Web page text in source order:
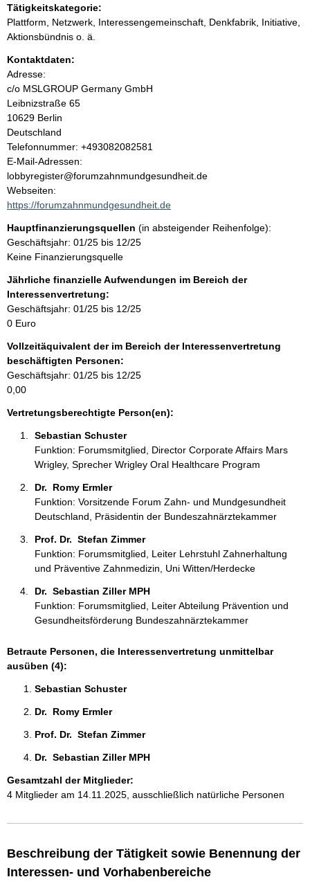
n
h
a
l
t
Tätigkeitskategorie:
Plattform, Netzwerk, Interessengemeinschaft, Denkfabrik, Initiative,
Aktionsbündnis o. ä.
Kontaktdaten:
Adresse:
c/o MSLGROUP Germany GmbH
Leibnizstraße 65
10629 Berlin
Deutschland
K
o
n
t
a
t
i
n
f
o
r
m
t
i
o
n
e
Telefonnummer: +493082082581
E-Mail-Adressen:
lobbyregister@forumzahnmundgesundheit.de
Webseiten:
https://forumzahnmundgesundheit.de
Hauptfinanzierungsquellen (in absteigender Reihenfolge):
Geschäftsjahr: 01/25 bis 12/25
Keine Finanzierungsquelle
Jährliche finanzielle Aufwendungen im Bereich der
Interessenvertretung:
Geschäftsjahr: 01/25 bis 12/25
0 Euro
Vollzeitäquivalent der im Bereich der Interessenvertretung
beschäftigten Personen:
Geschäftsjahr: 01/25 bis 12/25
0,00
Vertretungsberechtigte Person(en):
Sebastian Schuster
Funktion: Forumsmitglied, Director Corporate Affairs Mars
Wrigley, Sprecher Wrigley Oral Healthcare Program
Dr.  Romy Ermler
Funktion: Vorsitzende Forum Zahn- und Mundgesundheit
Deutschland, Präsidentin der Bundeszahnärztekammer
Prof. Dr.  Stefan Zimmer
Funktion: Forumsmitglied, Leiter Lehrstuhl Zahnerhaltung
und Präventive Zahnmedizin, Uni Witten/Herdecke
Dr.  Sebastian Ziller MPH
Funktion: Forumsmitglied, Leiter Abteilung Prävention und
Gesundheitsförderung Bundeszahnärztekammer
Betraute Personen, die Interessenvertretung unmittelbar
ausüben (4):
Sebastian Schuster
Dr.  Romy Ermler
Prof. Dr.  Stefan Zimmer
Dr.  Sebastian Ziller MPH
Gesamtzahl der Mitglieder:
4 Mitglieder am 14.11.2025, ausschließlich natürliche Personen
Beschreibung der Tätigkeit sowie Benennung der
Interessen- und Vorhabenbereiche